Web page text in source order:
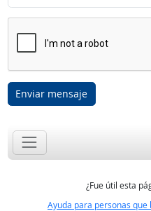
Enviar mensaje
¿Fue útil esta
Ayuda para personas que